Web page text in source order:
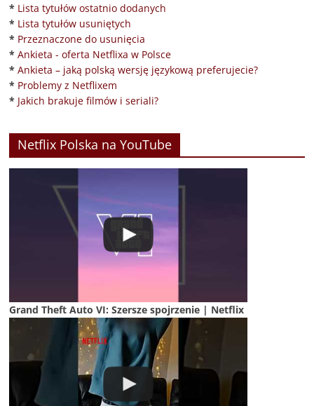
* Lista tytułów ostatnio dodanych
* Lista tytułów usuniętych
* Przeznaczone do usunięcia
* Ankieta - oferta Netflixa w Polsce
* Ankieta – jaką polską wersję językową preferujecie?
* Problemy z Netflixem
* Jakich brakuje filmów i seriali?
Netflix Polska na YouTube
Grand Theft Auto VI: Szersze spojrzenie | Netflix